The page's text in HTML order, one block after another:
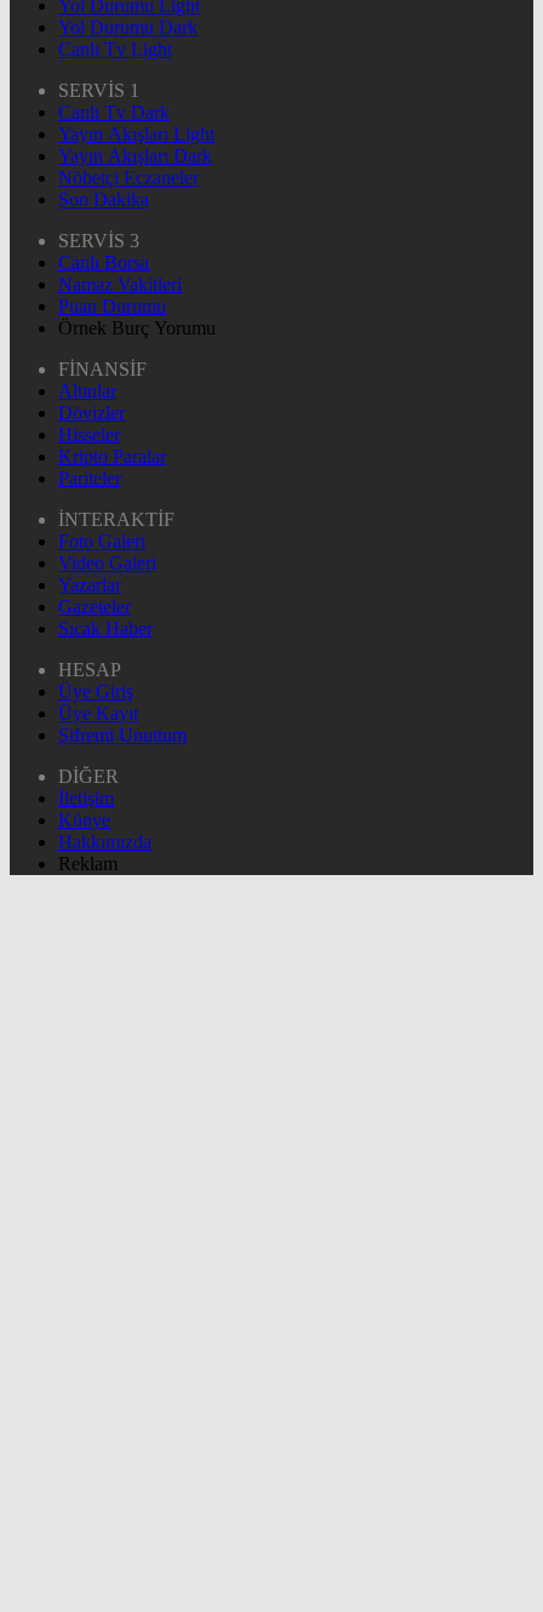
Yol Durumu Light
Yol Durumu Dark
Canlı Tv Light
SERVİS 1
Canlı Tv Dark
Yayın Akışları Light
Yayın Akışları Dark
Nöbetçi Eczaneler
Son Dakika
SERVİS 3
Canlı Borsa
Namaz Vakitleri
Puan Durumu
Örnek Burç Yorumu
FİNANSİF
Altınlar
Dövizler
Hisseler
Kripto Paralar
Pariteler
İNTERAKTİF
Foto Galeri
Video Galeri
Yazarlar
Gazeteler
Sıcak Haber
HESAP
Üye Giriş
Üye Kayıt
Şifremi Unuttum
DİĞER
İletişim
Künye
Hakkımızda
Reklam